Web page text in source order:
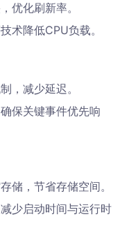
优化刷新率。
术降低CPU负载。
，减少延迟。
保关键事件优先响
储，节省存储空间。
少启动时间与运行时